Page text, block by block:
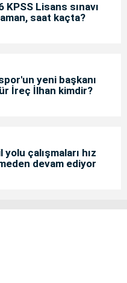
KPSS Lisans sınavı
saat kaçta?
yeni başkanı
İreç İlhan kimdir?
yolu çalışmaları hız
devam ediyor